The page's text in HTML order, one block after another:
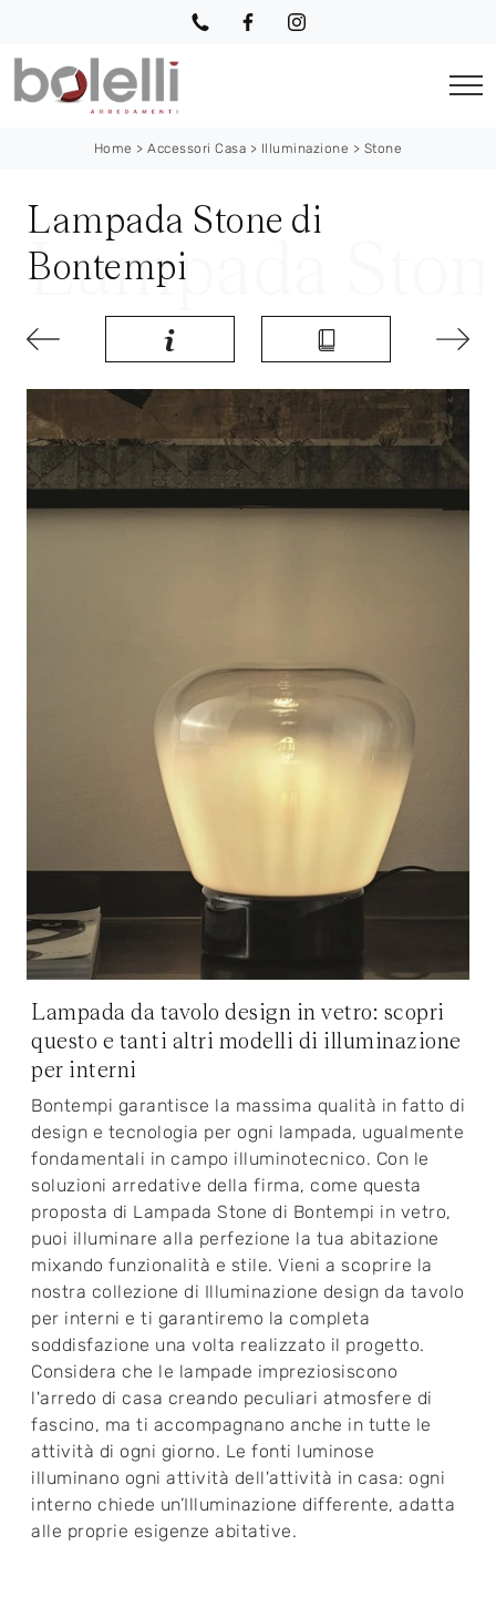
Home >Accessori Casa > Illuminazione > Stone
Lampada Stone di
Bontempi
Lampada da tavolo design in vetro: scopri
questo e tanti altri modelli di illuminazione
per interni
Bontempi garantisce la massima qualità in fatto di
design e tecnologia per ogni lampada, ugualmente
fondamentali in campo illuminotecnico. Con le
soluzioni arredative della firma, come questa
proposta di Lampada Stone di Bontempi in vetro,
puoi illuminare alla perfezione la tua abitazione
mixando funzionalità e stile. Vieni a scoprire la
nostra collezione di Illuminazione design da tavolo
per interni e ti garantiremo la completa
soddisfazione una volta realizzato il progetto.
Considera che le lampade impreziosiscono
l'arredo di casa creando peculiari atmosfere di
fascino, ma ti accompagnano anche in tutte le
attività di ogni giorno. Le fonti luminose
illuminano ogni attività dell'attività in casa: ogni
interno chiede un’Illuminazione differente, adatta
alle proprie esigenze abitative.